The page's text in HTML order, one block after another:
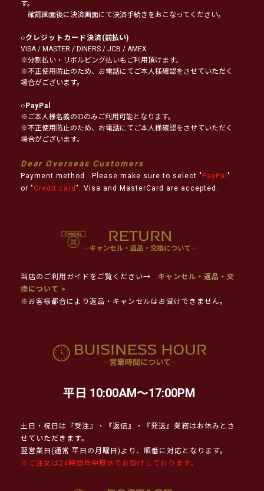
す。
確認画面後に決済画面にて決済手続きをおこなってください。
○クレジットカード決済(前払い)
VISA / MASTER / DINERS / JCB / AMEX
※分割払い・リボルビング払いもご利用頂けます。
※不正使用防止のため、お電話にてご本人様確認をさせていただく
場合がございます。
○PayPal
※ご本人様名義のIDのみご利用可能となります。
※不正使用防止のため、お電話にてご本人様確認をさせていただく
場合がございます。
Dear Overseas Customers
Payment method : Please make sure to select " PayPal "
or " Credit card ". Visa and MasterCard are accepted.
当店のご利用ガイドをご覧ください→
キャンセル・返品・交
換について >
※お客様都合により返品・キャンセルはお受けできません。
平日 10:00AM～17:00PM
土日・祝日は『受注』・『返信』・『発送』業務はお休みとさ
せていただきます。
翌営業日(通常 平日の月曜日)より、順番に対応となります。
※ご注文は24時間年中無休でお受けしております。